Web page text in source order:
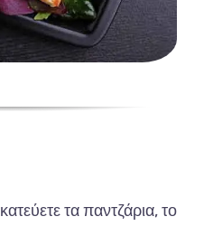
τα παντζάρια, το